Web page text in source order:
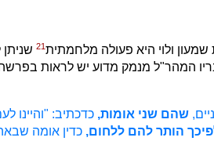
ולוי היא פעולה מלחמתית21
המהר"ל מנמק מדוע יש לראות
שהם שני אומות, כדכתיב: "והיינו
הותר להם ללחום, כדין אומה